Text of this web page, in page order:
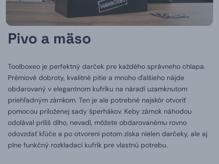
Pivo a mäso
Toolboxeo je perfektný darček pre každého správneho chlapa.
Prémiové dobroty, kvalitné pitie a mnoho ďalšieho nájde
obdarovaný v elegantnom kufríku na náradí uzamknutom
priehľadným zámkom. Ten je ale potrebné najskôr otvoriť
pomocou priloženej sady šperhákov. Keby zámok náhodou
odolával príliš dlho, nevadí, môžete obdarovanému rovno
odovzdať kľúče a po otvorení potom získa nielen darčeky, ale aj
plne funkčný rozkladací kufrík pre vlastnú potrebu.